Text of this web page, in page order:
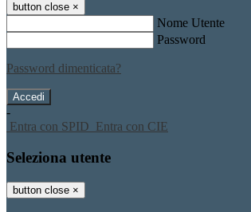
button close ×
Nome Utente
Password
Password dimenticata?
-
Entra con SPID Entra con CIE
Seleziona utente
button close ×